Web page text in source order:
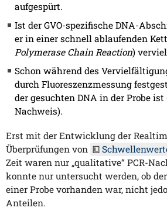
aufgespürt.
Ist der GVO-spezifische DNA-
er in einer schnell ablaufenden
Polymerase Chain Reaction)
Schon während des
durch Fluoreszenzmessung
der gesuchten DNA in der Probe
Nachweis).
Erst mit der Entwicklung der
Überprüfungen von
Zeit waren nur „qualitative“ PCR-
konnte nur untersucht werden, ob
einer Probe vorhanden war, nicht
Anteilen.